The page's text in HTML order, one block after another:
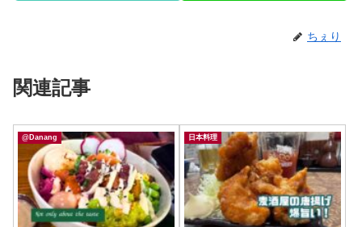
ちぇり
関連記事
@Danang 日本料理